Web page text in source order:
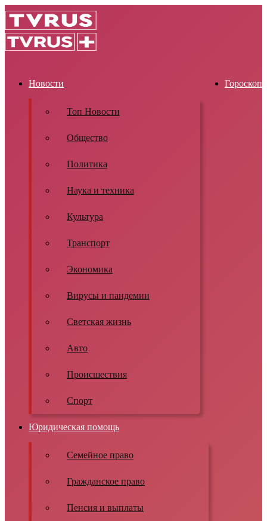
Новости
Топ Новости
Общество
Политика
Наука и техника
Культура
Транспорт
Экономика
Вирусы и пандемии
Светская жизнь
Авто
Происшествия
Спорт
Гороскоп
Юридическая помощь
Семейное право
Гражданское право
Пенсия и выплаты